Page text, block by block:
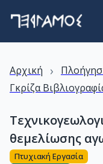
Αρχική ›
Γκρίζα
θεμελίωσης
Πτυχιακή Εργασία